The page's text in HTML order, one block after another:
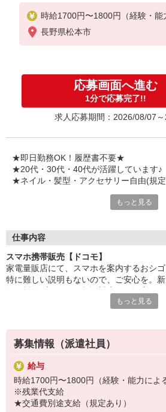
時給1700円〜1800円（経験・能
※残業代支給
★交通費別途支給（規定あり）
入社祝い金10万円支給(規定有)
お友達を紹介頂くと,
インセンティブ支給(規定有)
゜・。○。・゜+゜・。○。・゜+
長野県松本市
応募画面へ進む
1分で応募完了!!
求人応募期間：2026/08/07
★即日勤務OK！履歴書不要★
★20代・30代・40代が活躍しています♪
★ネイル・髪型・アクセサリー自由(規
各キャリアの新機種が特別価格で購入OK
特別割引価格でご利用可能☆☆
お得に過ごしたいあなたの味方です♪
【選べるお仕事いろいろ】
事務、経理、データ入力、コールセン
▼工場・製造・軽作業系
機械/食品製造・梱包・仕分け・加工・
▼美容系
眉毛サロンのアイブロウ・ネイリスト
▼営業・販売
法人営業・アパレル販売・個別指導塾
▼人気案件も多数♪
もっと見る
仕事内容
スマホ携帯販売【ドコモ】
家電量販店にて、スマホを案内するおシ
特に難しい説明もないので、ご安心を。新
満足度◎
■携帯やインターネット販売業務
docomo(ドコモ)/au(エーユー)・KDDI/
の大手キャリアから
ワイモバイル(Y!mobille)、楽天モバイル
広く紹介可能♪
もっと見る
募集情報（派遣社員）
給与
時給1700円〜1800円（経験・能力によ
※残業代支給
★交通費別途支給（規定あり）